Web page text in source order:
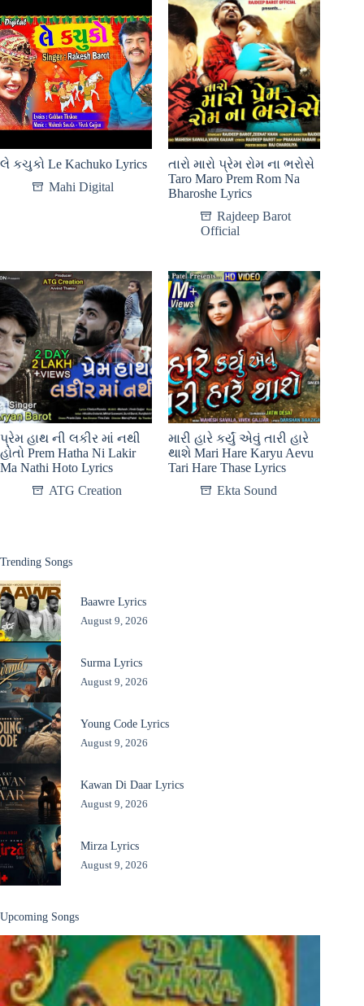
લે કચુકો Le Kachuko Lyrics
Mahi Digital
તારો મારો પ્રેમ રોમ ના ભરોસે
Taro Maro Prem Rom Na
Bharoshe Lyrics
Rajdeep Barot
Official
પ્રેમ હાથ ની લકીર માં નથી
હોતો Prem Hatha Ni Lakir
Ma Nathi Hoto Lyrics
ATG Creation
મારી હારે કર્યું એવું તારી હારે
થાશે Mari Hare Karyu Aevu
Tari Hare Thase Lyrics
Ekta Sound
Trending Songs
Baawre Lyrics
August 9, 2026
Surma Lyrics
August 9, 2026
Young Code Lyrics
August 9, 2026
Kawan Di Daar Lyrics
August 9, 2026
Mirza Lyrics
August 9, 2026
Upcoming Songs